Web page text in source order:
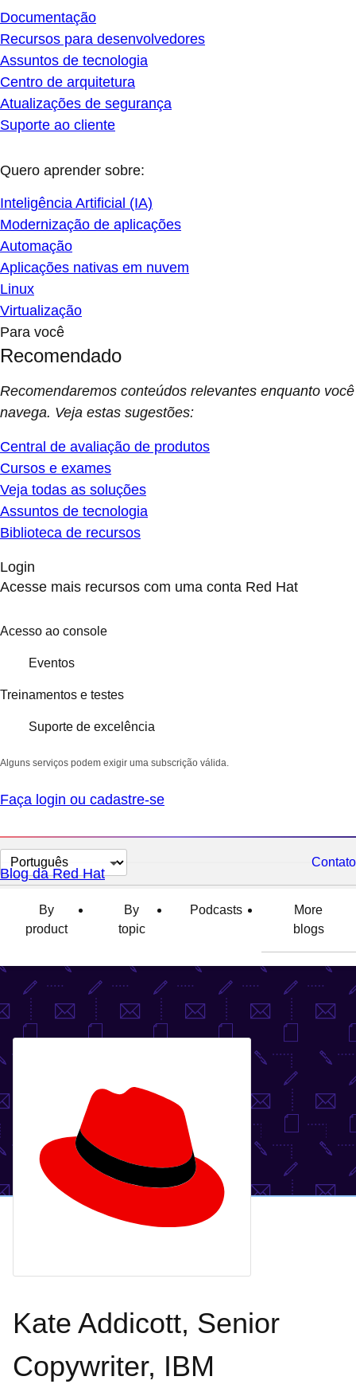
Documentação
Recursos para desenvolvedores
Assuntos de tecnologia
Centro de arquitetura
Atualizações de segurança
Suporte ao cliente
Quero aprender sobre:
Inteligência Artificial (IA)
Modernização de aplicações
Automação
Aplicações nativas em nuvem
Linux
Virtualização
Para você
Recomendado
Recomendaremos conteúdos relevantes enquanto você
navega. Veja estas sugestões:
Central de avaliação de produtos
Cursos e exames
Veja todas as soluções
Assuntos de tecnologia
Biblioteca de recursos
Login
Acesse mais recursos com uma conta Red Hat
Acesso ao console
Eventos
Treinamentos e testes
Suporte de excelência
Alguns serviços podem exigir uma subscrição válida.
Faça login ou cadastre-se
Selecionar
idioma
Contato
Blog da Red Hat
By
product
By
topic
Podcasts
More
blogs
Kate Addicott, Senior
Copywriter, IBM